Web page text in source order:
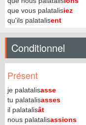
que vous palatalisiez
qu'ils palatalisent
Conditionnel
Présent
je palatalisasse
tu palatalisasses
il palatalisât
nous palatalisassions